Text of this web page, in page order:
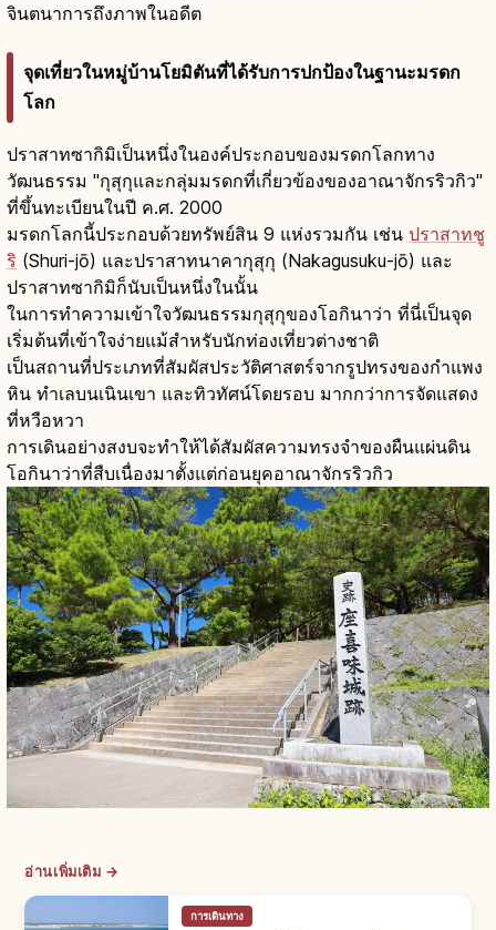
จินตนาการถึงภาพในอดีต
จุดเที่ยวในหมู่บ้านโยมิตันที่ได้รับการปกป้องในฐานะมรดก
โลก
ปราสาทซากิมิเป็นหนึ่งในองค์ประกอบของมรดกโลกทาง
วัฒนธรรม "กุสุกุและกลุ่มมรดกที่เกี่ยวข้องของอาณาจักรริวกิว"
ที่ขึ้นทะเบียนในปี ค.ศ. 2000
มรดกโลกนี้ประกอบด้วยทรัพย์สิน 9 แห่งรวมกัน เช่น ปราสาทชู
ริ (Shuri-jō) และปราสาทนาคากุสุกุ (Nakagusuku-jō) และ
ปราสาทซากิมิก็นับเป็นหนึ่งในนั้น
ในการทำความเข้าใจวัฒนธรรมกุสุกุของโอกินาว่า ที่นี่เป็นจุด
เริ่มต้นที่เข้าใจง่ายแม้สำหรับนักท่องเที่ยวต่างชาติ
เป็นสถานที่ประเภทที่สัมผัสประวัติศาสตร์จากรูปทรงของกำแพง
หิน ทำเลบนเนินเขา และทิวทัศน์โดยรอบ มากกว่าการจัดแสดง
ที่หวือหวา
การเดินอย่างสงบจะทำให้ได้สัมผัสความทรงจำของผืนแผ่นดิน
โอกินาว่าที่สืบเนื่องมาตั้งแต่ก่อนยุคอาณาจักรริวกิว
อ่านเพิ่มเติม →
การเดินทาง